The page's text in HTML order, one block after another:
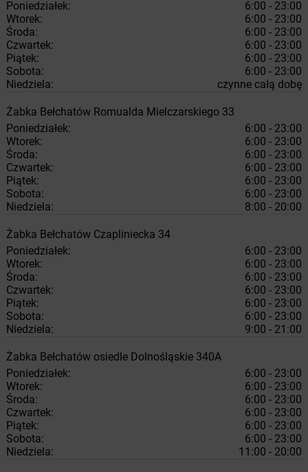
Poniedziałek:
6:00 - 23:00
Wtorek:
6:00 - 23:00
Środa:
6:00 - 23:00
Czwartek:
6:00 - 23:00
Piątek:
6:00 - 23:00
Sobota:
6:00 - 23:00
Niedziela:
czynne całą dobę
Żabka Bełchatów Romualda Mielczarskiego 33
Poniedziałek:
6:00 - 23:00
Wtorek:
6:00 - 23:00
Środa:
6:00 - 23:00
Czwartek:
6:00 - 23:00
Piątek:
6:00 - 23:00
Sobota:
6:00 - 23:00
Niedziela:
8:00 - 20:00
Żabka Bełchatów Czapliniecka 34
Poniedziałek:
6:00 - 23:00
Wtorek:
6:00 - 23:00
Środa:
6:00 - 23:00
Czwartek:
6:00 - 23:00
Piątek:
6:00 - 23:00
Sobota:
6:00 - 23:00
Niedziela:
9:00 - 21:00
Żabka Bełchatów osiedle Dolnośląskie 340A
Poniedziałek:
6:00 - 23:00
Wtorek:
6:00 - 23:00
Środa:
6:00 - 23:00
Czwartek:
6:00 - 23:00
Piątek:
6:00 - 23:00
Sobota:
6:00 - 23:00
Niedziela:
11:00 - 20:00